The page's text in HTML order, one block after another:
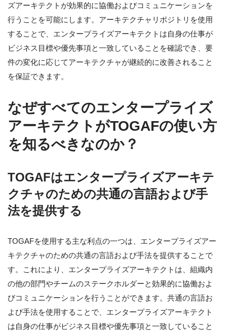
ズアーキテクトが効果的に協働およびコミュニケーションを
行うことを可能にします。アーキテクチャリポジトリを使用
することで、エンタープライズアーキテクトは自身の仕事が
ビジネス目標や優先事項と一致していることを確認でき、要
件の変化に応じてアーキテクチャが継続的に改善されること
を保証できます。
なぜすべてのエンタープライズ
アーキテクトがTOGAFの使い方
を知るべきなのか？
TOGAFはエンタープライズアーキテ
クチャのための共通の言語および手
法を提供する
TOGAFを使用する主な利点の一つは、エンタープライズアー
キテクチャのための共通の言語および手法を提供することで
す。これにより、エンタープライズアーキテクトは、組織内
の他の部門やチームのステークホルダーと効果的に協働およ
びコミュニケーションを行うことができます。共通の言語お
よび手法を使用することで、エンタープライズアーキテクト
は自身の仕事がビジネス目標や優先事項と一致していること